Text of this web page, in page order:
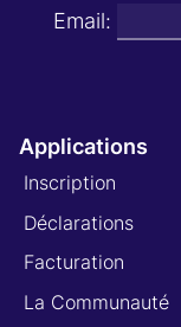
Email:
Applications
Inscription
Déclarations
Facturation
La Communauté